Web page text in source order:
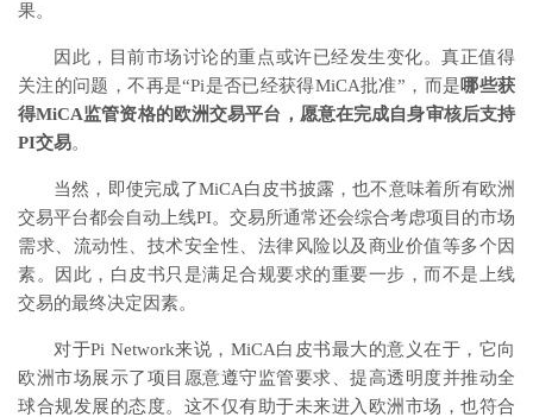
果。
因此，目前市场讨论的重点或许已经发生变化。真正值得
关注的问题，不再是“Pi是否已经获得MiCA批准”，而是哪些获
得MiCA监管资格的欧洲交易平台，愿意在完成自身审核后支持
PI交易。
当然，即使完成了MiCA白皮书披露，也不意味着所有欧洲
交易平台都会自动上线PI。交易所通常还会综合考虑项目的市场
需求、流动性、技术安全性、法律风险以及商业价值等多个因
素。因此，白皮书只是满足合规要求的重要一步，而不是上线
交易的最终决定因素。
对于Pi Network来说，MiCA白皮书最大的意义在于，它向
欧洲市场展示了项目愿意遵守监管要求、提高透明度并推动全
球合规发展的态度。这不仅有助于未来进入欧洲市场，也符合